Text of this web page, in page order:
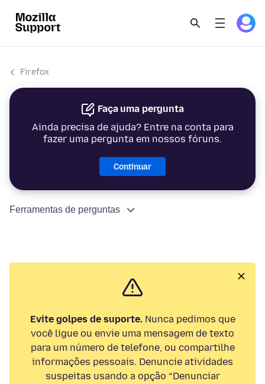
Firefox
Faça uma pergunta
Ainda precisa de ajuda? Entre na conta para
fazer uma pergunta em nossos fóruns.
Continuar
Ferramentas de perguntas
Evite golpes de suporte.Nunca pedimos que
você ligue ou envie uma mensagem de texto
para um número de telefone, ou compartilhe
informações pessoais. Denuncie atividades
suspeitas usando a opção “Denunciar